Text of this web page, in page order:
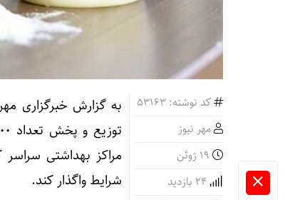
کد نوشته: 53163
مهر نیوز
به گزارش خبرگزاری
مراکز بهداشتی
شرایط واگذار کند.